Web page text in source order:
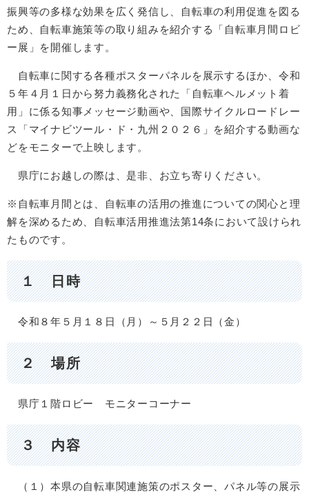
振興等の多様な効果を広く発信し、自転車の利用促進を図る
ため、自転車施策等の取り組みを紹介する「自転車月間ロビ
ー展」を開催します。
自転車に関する各種ポスターパネルを展示するほか、令和
５年４月１日から努力義務化された「自転車ヘルメット着
用」に係る知事メッセージ動画や、国際サイクルロードレー
ス「マイナビツール・ド・九州２０２６」を紹介する動画な
どをモニターで上映します。
県庁にお越しの際は、是非、お立ち寄りください。
※自転車月間とは、自転車の活用の推進についての関心と理
解を深めるため、自転車活用推進法第14条において設けられ
たものです。
１ 日時
令和８年５月１８日（月）～５月２２日（金）
２ 場所
県庁１階ロビー モニターコーナー
３ 内容
（１）本県の自転車関連施策のポスター、パネル等の展示